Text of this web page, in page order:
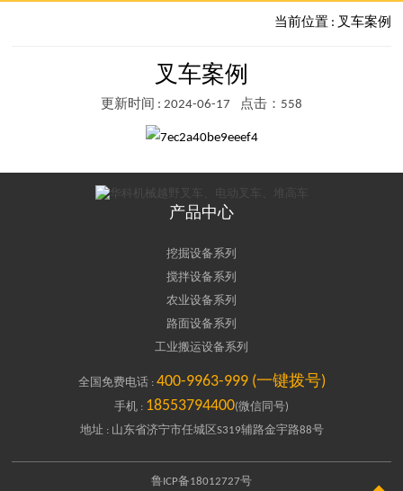
当前位置 : 叉车案例
叉车案例
更新时间 : 2024-06-17 点击：558
产品中心
挖掘设备系列
搅拌设备系列
农业设备系列
路面设备系列
工业搬运设备系列
全国免费电话 : 400-9963-999 (一键拨号)
手机 : 18553794400(微信同号)
地址 : 山东省济宁市任城区S319辅路金宇路88号
鲁ICP备18012727号